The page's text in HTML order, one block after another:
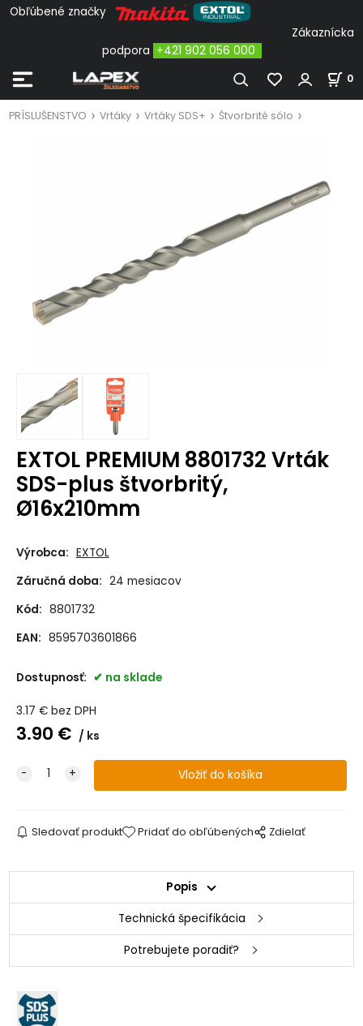
Obľúbené značky
Zákaznícka
podpora +421 902 056 000
0
PRÍSLUŠENSTVO Vrtáky Vrtáky SDS+ Štvorbrité sólo
EXTOL PREMIUM 8801732 Vrták
SDS-plus štvorbritý,
Ø16x210mm
Výrobca: EXTOL
Záručná doba: 24 mesiacov
Kód: 8801732
EAN: 8595703601866
Dostupnosť: na sklade
3.17 € bez DPH
3.90 € ks
Sledovať produkt Pridať do obľúbených Zdielať
Popis
Technická špecifikácia
Potrebujete poradiť?